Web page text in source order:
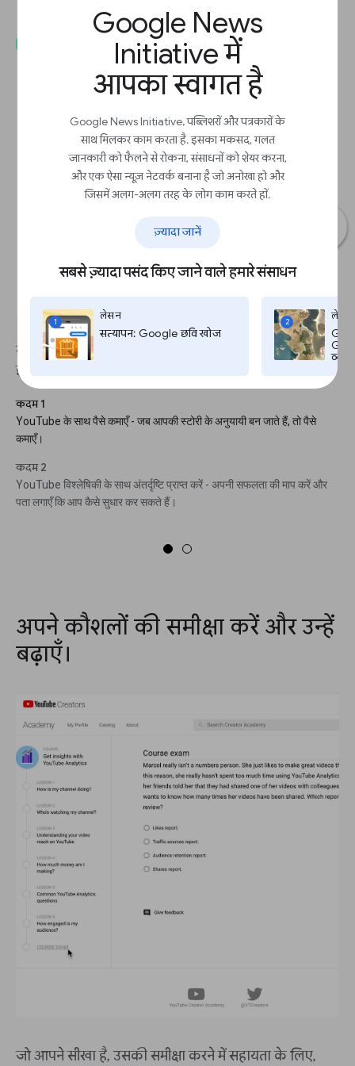
Google News
Initiative में
आपका स्वागत है
Google News Initiative, पब्लिशरों और पत्रकारों के
साथ मिलकर काम करता है. इसका मकसद, गलत
जानकारी को फैलने से रोकना, संसाधनों को शेयर करना,
और एक ऐसा न्यूज़ नेटवर्क बनाना है जो अनोखा हो और
जिसमें अलग-अलग तरह के लोग काम करते हों.
ज़्यादा जानें
सबसे ज़्यादा पसंद किए जाने वाले हमारे संसाधन
1
लेसन
सत्यापन: Google छवि खोज
2
लेसन
ये पाठ्यक्रम आपको अपनी सामग्री का मुद्रीकरण करने और
इनकी लोकप्रियता मापने में सहायता करते हैं:
कदम 1
YouTube के साथ पैसे कमाएँ - जब आपकी स्टोरी के अनुयायी बन जाते हैं, तो पैसे
कमाएँ।
कदम 2
YouTube विश्लेषिकी के साथ अंतर्दृष्टि प्राप्त करें - अपनी सफलता की माप करें और
पता लगाएँ कि आप कैसे सुधार कर सकते हैं।
अपने कौशलों की समीक्षा करें और उन्हें
बढ़ाएँ।
जो आपने सीखा है, उसकी समीक्षा करने में सहायता के लिए,